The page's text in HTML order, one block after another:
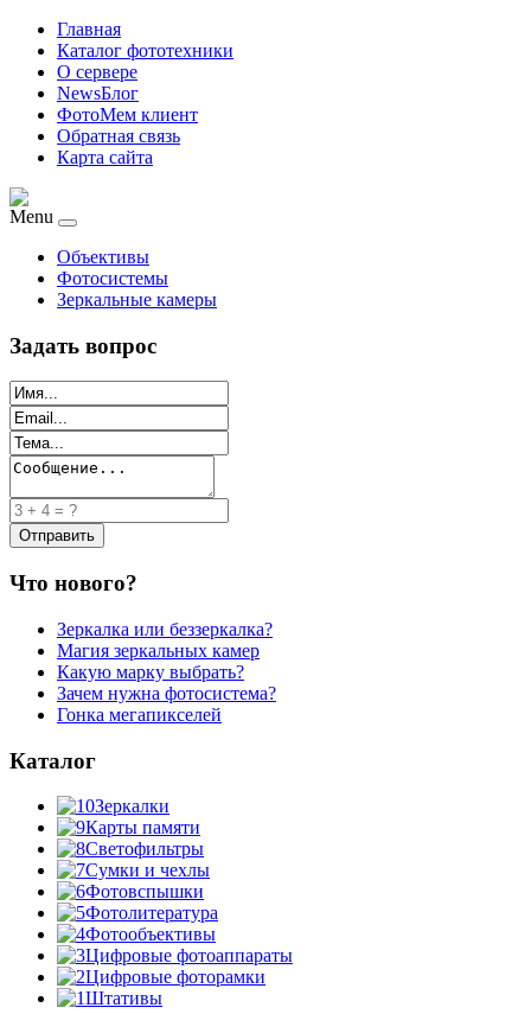
Главная
Каталог фототехники
О сервере
NewsБлог
ФотоМем клиент
Обратная связь
Карта сайта
Menu
Объективы
Фотосистемы
Зеркальные камеры
Задать вопрос
Что нового?
Зеркалка или беззеркалка?
Магия зеркальных камер
Какую марку выбрать?
Зачем нужна фотосистема?
Гонка мегапикселей
Каталог
Зеркалки
Карты памяти
Светофильтры
Сумки и чехлы
Фотовспышки
Фотолитература
Фотообъективы
Цифровые фотоаппараты
Цифровые фоторамки
Штативы